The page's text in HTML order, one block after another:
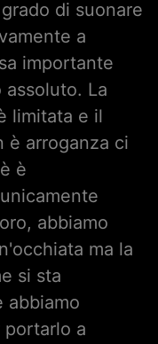
di suonare
a
importante
La
limitata e il
è arroganza ci
è
abbiamo
ma la
si sta
abbiamo
a